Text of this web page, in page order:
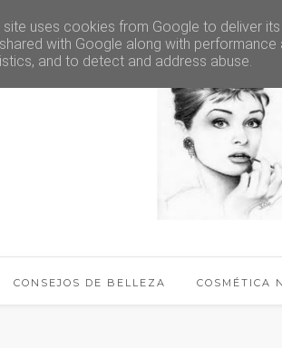
CONSEJOS DE BELLEZA COSMÉTICA
site uses cookies from Google to deliver
with Google along with
and to detect and address abuse.